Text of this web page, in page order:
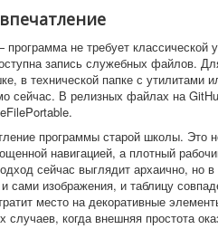
не требует классической
запись служебных файлов.
в технической папке с утилитами
сейчас. В релизных файлах на
программы старой школы. Это
навигацией, а плотный
сейчас выглядит архаично, но
сами изображения, и таблицу
место на декоративные
когда внешняя простота